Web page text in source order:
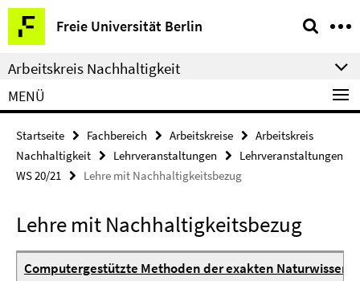
Springe
direkt
zu
Inhalt
Freie Universität Berlin
Service-
Navigation
Arbeitskreis Nachhaltigkeit
MENÜ
Startseite Fachbereich Arbeitskreise
Arbeitskreis
Nachhaltigkeit
Lehrveranstaltungen
Lehrveranstaltungen
WS 20/21
Lehre mit Nachhaltigkeitsbezug
Lehre mit Nachhaltigkeitsbezug
Computergestützte Methoden der exakten